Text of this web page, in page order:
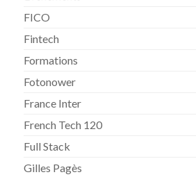
FICO
Fintech
Formations
Fotonower
France Inter
French Tech 120
Full Stack
Gilles Pagès